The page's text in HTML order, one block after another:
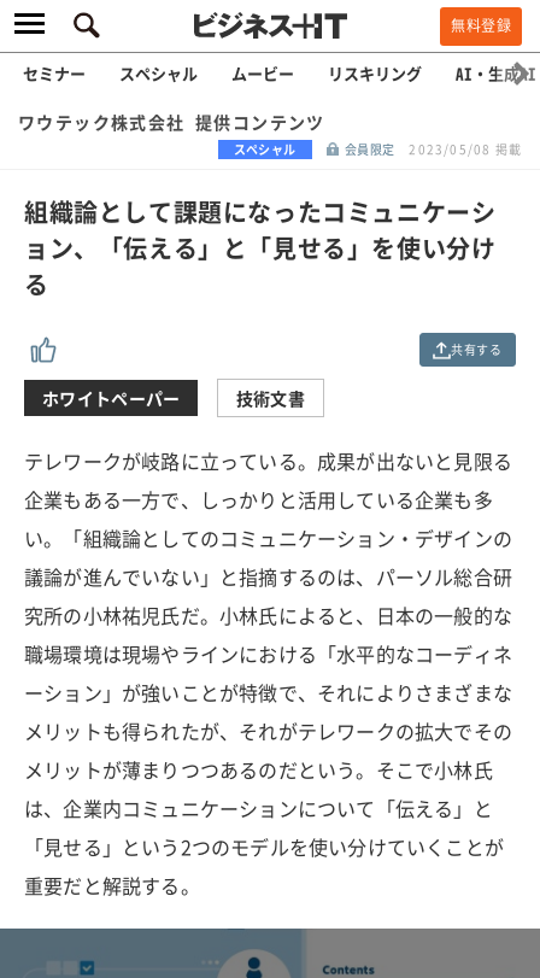
無料登録
セミナー スペシャル ムービー リスキリング AI・生成AI
ワウテック株式会社 提供コンテンツ
スペシャル 会員限定 2023/05/08 掲載
組織論として課題になったコミュニケーシ
ョン、「伝える」と「見せる」を使い分け
る
共有する
ホワイトペーパー 技術文書
テレワークが岐路に立っている。成果が出ないと見限る
企業もある一方で、しっかりと活用している企業も多
い。「組織論としてのコミュニケーション・デザインの
議論が進んでいない」と指摘するのは、パーソル総合研
究所の小林祐児氏だ。小林氏によると、日本の一般的な
職場環境は現場やラインにおける「水平的なコーディネ
ーション」が強いことが特徴で、それによりさまざまな
メリットも得られたが、それがテレワークの拡大でその
メリットが薄まりつつあるのだという。そこで小林氏
は、企業内コミュニケーションについて「伝える」と
「見せる」という2つのモデルを使い分けていくことが
重要だと解説する。